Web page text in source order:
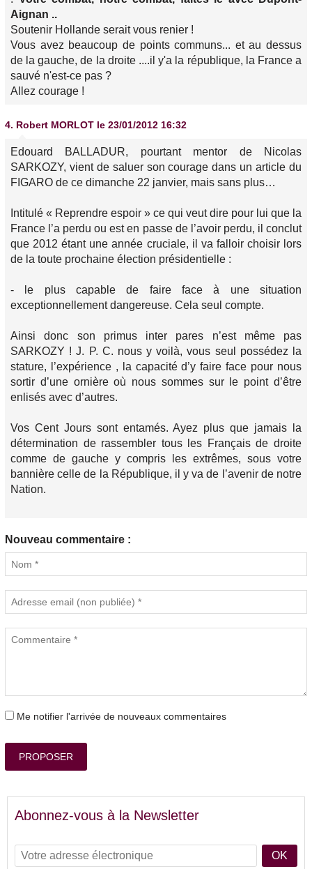
Aignan ..
Soutenir Hollande serait vous renier !
Vous avez beaucoup de points communs... et au dessus
de la gauche, de la droite ....il y'a la république, la France a
sauvé n'est-ce pas ?
Allez courage !
4. Robert MORLOT le 23/01/2012 16:32
Edouard BALLADUR, pourtant mentor de Nicolas
SARKOZY, vient de saluer son courage dans un article du
FIGARO de ce dimanche 22 janvier, mais sans plus…
Intitulé « Reprendre espoir » ce qui veut dire pour lui que la
France l’a perdu ou est en passe de l’avoir perdu, il conclut
que 2012 étant une année cruciale, il va falloir choisir lors
de la toute prochaine élection présidentielle :
- le plus capable de faire face à une situation
exceptionnellement dangereuse. Cela seul compte.
Ainsi donc son primus inter pares n’est même pas
SARKOZY ! J. P. C. nous y voilà, vous seul possédez la
stature, l’expérience , la capacité d’y faire face pour nous
sortir d’une ornière où nous sommes sur le point d’être
enlisés avec d’autres.
Vos Cent Jours sont entamés. Ayez plus que jamais la
détermination de rassembler tous les Français de droite
comme de gauche y compris les extrêmes, sous votre
bannière celle de la République, il y va de l’avenir de notre
Nation.
Nouveau commentaire :
Me notifier l'arrivée de nouveaux commentaires
PROPOSER
Abonnez-vous à la Newsletter
OK